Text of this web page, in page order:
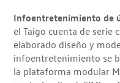
Infoentretenimiento de
el Taigo cuenta de
elaborado diseño y
infoentretenimiento se
la plataforma modular